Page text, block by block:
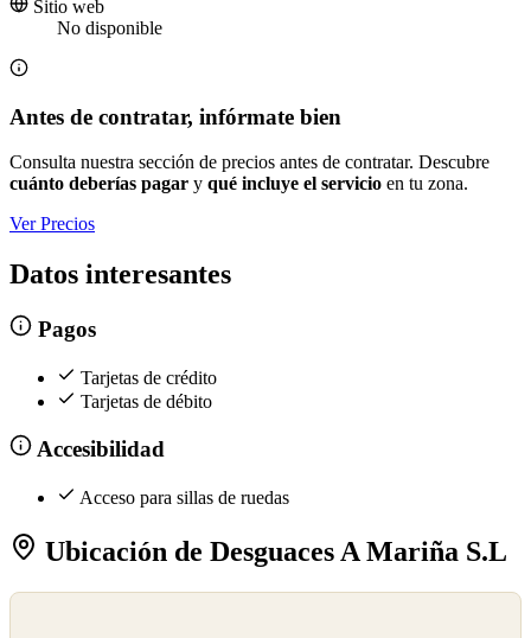
Sitio web
No disponible
Antes de contratar, infórmate bien
Consulta nuestra sección de precios antes de contratar. Descubre
cuánto deberías pagar y qué incluye el servicio en tu zona.
Ver Precios
Datos interesantes
Pagos
Tarjetas de crédito
Tarjetas de débito
Accesibilidad
Acceso para sillas de ruedas
Ubicación de Desguaces A Mariña S.L